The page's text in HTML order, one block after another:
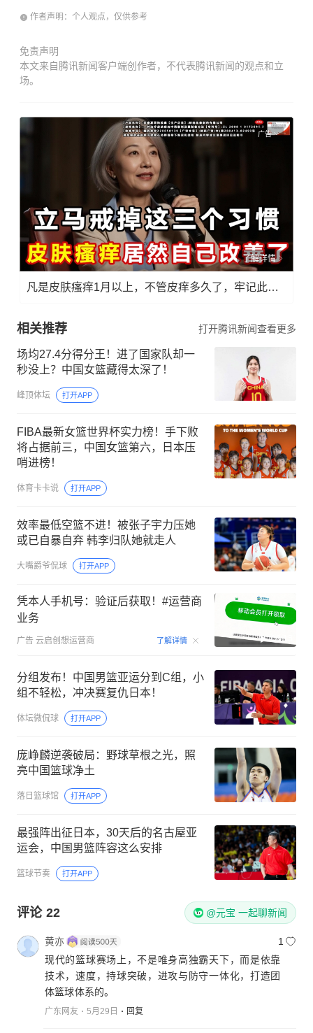
作者声明：个人观点，仅供参考
免责声明
本文来自腾讯新闻客户端创作者，不代表腾讯新闻的观点和立
场。
广告
了解详情
凡是皮肤瘙痒1月以上，不管皮痒多久了，牢记此法，快！准！狠！
相关推荐 打开腾讯新闻查看更多
场均27.4分得分王！进了国家队却一
秒没上？中国女篮藏得太深了！
峰顶体坛 打开APP
FIBA最新女篮世界杯实力榜！手下败
将占据前三，中国女篮第六，日本压
哨进榜！
体育卡卡说 打开APP
效率最低空篮不进！被张子宇力压她
或已自暴自弃 韩李归队她就走人
大嘴爵爷侃球 打开APP
凭本人手机号：验证后获取！#运营商
业务
广告 云启创想运营商 了解详情 00:15
分组发布！中国男篮亚运分到C组，小
组不轻松，冲决赛复仇日本！
体坛微侃球 打开APP
庞峥麟逆袭破局：野球草根之光，照
亮中国篮球净土
落日篮球馆 打开APP
最强阵出征日本，30天后的名古屋亚
运会，中国男篮阵容这么安排
篮球节奏 打开APP
评论 22 @元宝 一起聊新闻
黄亦
1
现代的篮球赛场上，不是唯身高独霸天下，而是依靠
技术，速度，持球突破，进攻与防守一体化，打造团
体篮球体系的。
广东网友 5月29日 回复